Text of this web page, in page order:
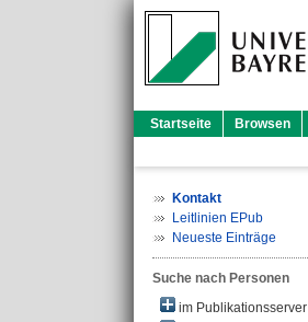
Startseite Browsen
Kontakt
Leitlinien EPub
Neueste Einträge
Suche nach Personen
im Publikationsserver